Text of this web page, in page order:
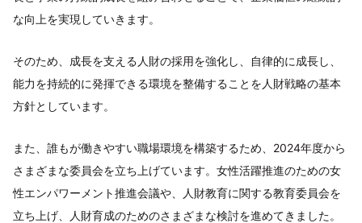
な向上を実現していきます。
そのため、成長を支える人財の採用を強化し、自律的に成長し、
能力を持続的に発揮できる環境を整備することを人財戦略の基本
方針としています。
また、誰もが働きやすい職場環境を構築するため、2024年度から
さまざまな委員会を立ち上げています。女性活躍推進のための女
性エンパワーメント推進会議や、人財教育に関する教育委員会を
立ち上げ、人財育成のためのさまざまな検討を進めてきました。